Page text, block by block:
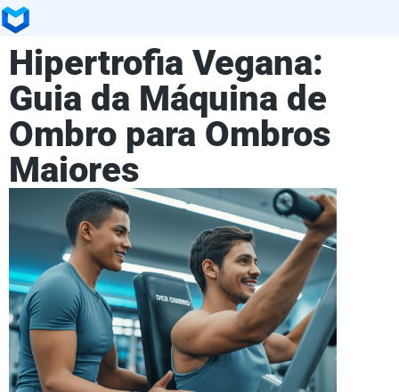
Hipertrofia Vegana:
Guia da Máquina de
Ombro para Ombros
Maiores